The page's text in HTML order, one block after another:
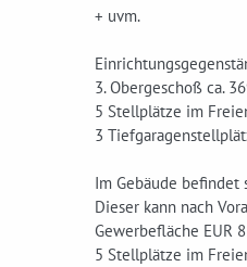
+ uvm.
3. Obergeschoß ca.
5 Stellplätze im
3
Im Gebäude befindet
Dieser kann nach
Gewerbefläche EUR
5 Stellplätze im